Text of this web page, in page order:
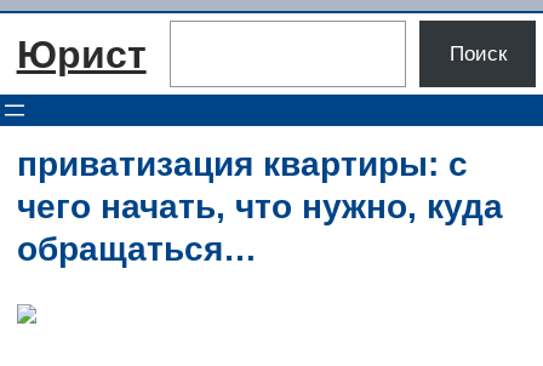
Перейти
Юрист Поиск
приватизация квартиры: с
чего начать, что нужно, куда
обращаться…